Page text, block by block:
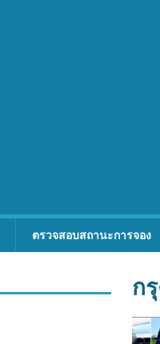
ตรวจสอบสถานะการจอง
ก